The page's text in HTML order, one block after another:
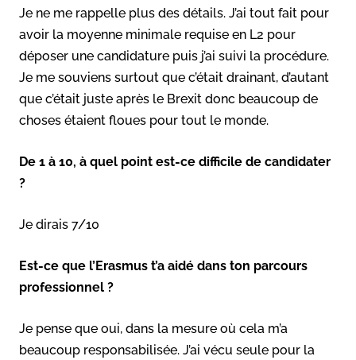
Je ne me rappelle plus des détails. J’ai tout fait pour
avoir la moyenne minimale requise en L2 pour
déposer une candidature puis j’ai suivi la procédure.
Je me souviens surtout que c’était drainant, d’autant
que c’était juste après le Brexit donc beaucoup de
choses étaient floues pour tout le monde.
De 1 à 10, à quel point est-ce difficile de candidater
?
Je dirais 7/10
Est-ce que l’Erasmus t’a aidé dans ton parcours
professionnel ?
Je pense que oui, dans la mesure où cela m’a
beaucoup responsabilisée. J’ai vécu seule pour la